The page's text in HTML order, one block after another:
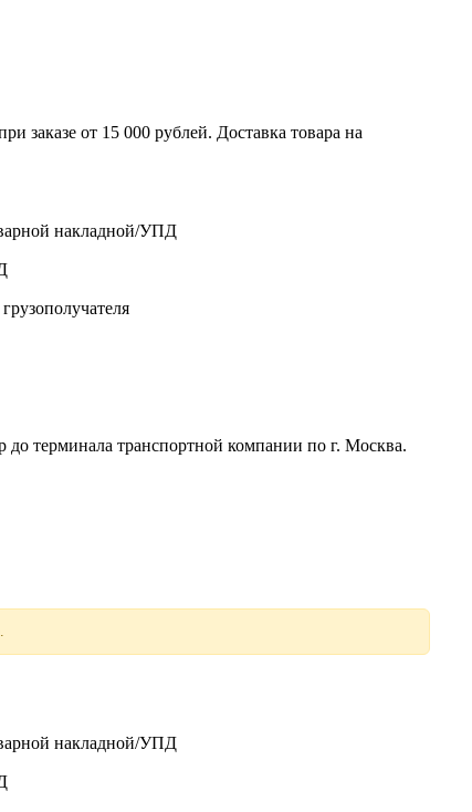
заказе от 15 000 рублей. Доставка товара на
накладной/УПД
терминала транспортной компании по г. Москва.
накладной/УПД